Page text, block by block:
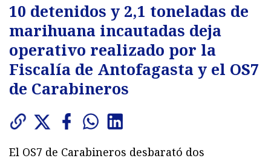
10 detenidos y 2,1 toneladas de
marihuana incautadas deja
operativo realizado por la
Fiscalía de Antofagasta y el OS7
de Carabineros
El OS7 de Carabineros desbarató dos